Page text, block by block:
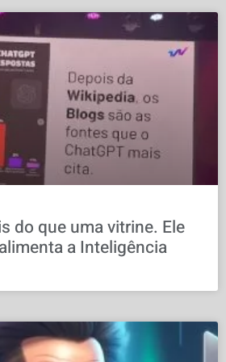
do que uma vitrine. Ele
a Inteligência